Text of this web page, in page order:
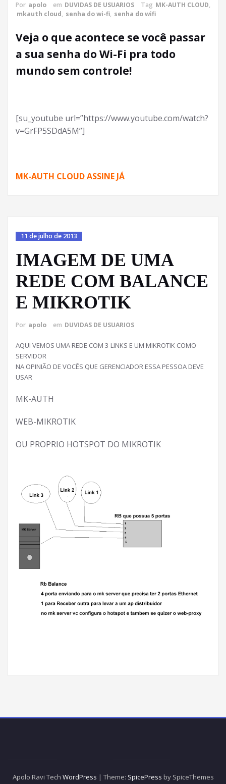
Por apolo em DUVIDAS DE USUARIOS Tag MK-AUTH CLOUD,
mkauth cloud, senha do wi-fi, senha do wifi
Veja o que acontece se você passar
a sua senha do Wi-Fi pra todo
mundo sem controle!
[su_youtube url=”https://www.youtube.com/watch?
v=GrFP5SDdA5M”]
MK-AUTH CLOUD ASSINE JÁ
11 de julho de 2013
IMAGEM DE UMA
REDE COM BALANCE
E MIKROTIK
Por apolo em DUVIDAS DE USUARIOS
AQUI VEMOS UMA REDE COM 3 LINKS E UM MIKROTIK COMO
SERVIDOR
NA OPINIÃO DE VOCÊS QUE GERENCIADOR ESSA PESSOA DEVE
USAR
MK-AUTH
WEB-MIKROTIK
OU PROPRIO HOTSPOT DO MIKROTIK
Apolo Ravi Tech WordPress | Theme: SpicePress by SpiceThemes